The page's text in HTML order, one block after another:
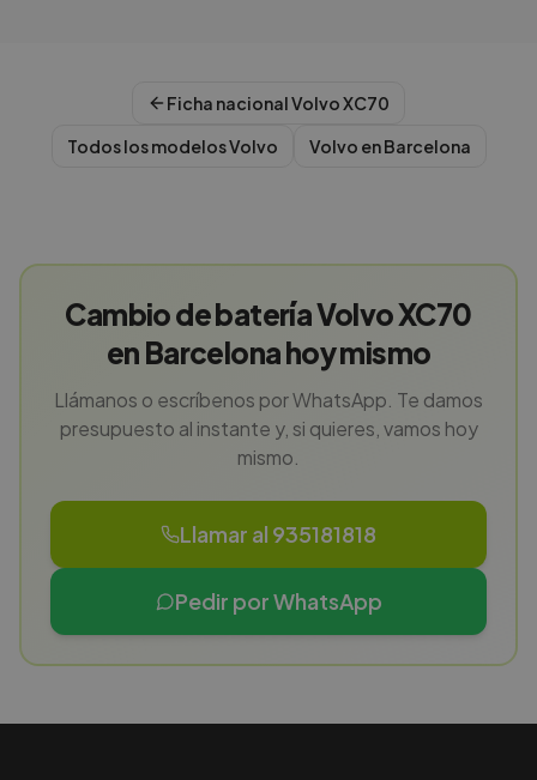
Ficha nacionalVolvoXC70
Todos los modelosVolvo Volvo enBarcelona
Cambio de batería Volvo XC70
en Barcelona hoy mismo
Llámanos o escríbenos por WhatsApp. Te damos
presupuesto al instante y, si quieres, vamos hoy
mismo.
Llamar al 935181818
Pedir por WhatsApp